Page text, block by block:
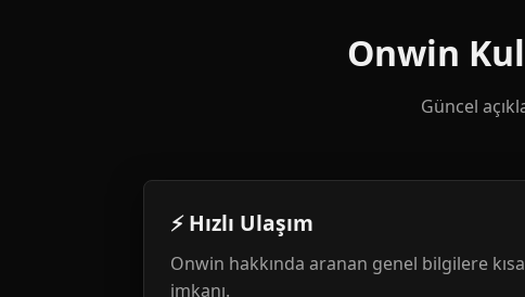
Onwin
Güncel
⚡ Hızlı Ulaşım
Onwin hakkında aranan genel bilgilere
imkanı.